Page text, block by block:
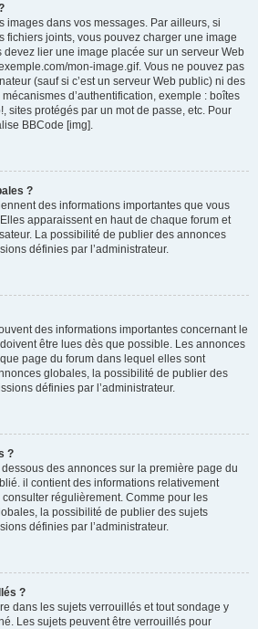
images dans vos messages. Par ailleurs, si
fichiers joints, vous pouvez charger une image
devez lier une image placée sur un serveur Web
mon-image.gif. Vous ne pouvez pas
(sauf si c’est un serveur Web public) ni des
d’authentification, exemple : boîtes
sites protégés par un mot de passe, etc. Pour
BBCode [img].
?
des informations importantes que vous
apparaissent en haut de chaque forum et
La possibilité de publier des annonces
définies par l’administrateur.
des informations importantes concernant le
être lues dès que possible. Les annonces
page du forum dans lequel elles sont
globales, la possibilité de publier des
définies par l’administrateur.
?
des annonces sur la première page du
il contient des informations relativement
régulièrement. Comme pour les
la possibilité de publier des sujets
définies par l’administrateur.
?
dans les sujets verrouillés et tout sondage y
Les sujets peuvent être verrouillés pour